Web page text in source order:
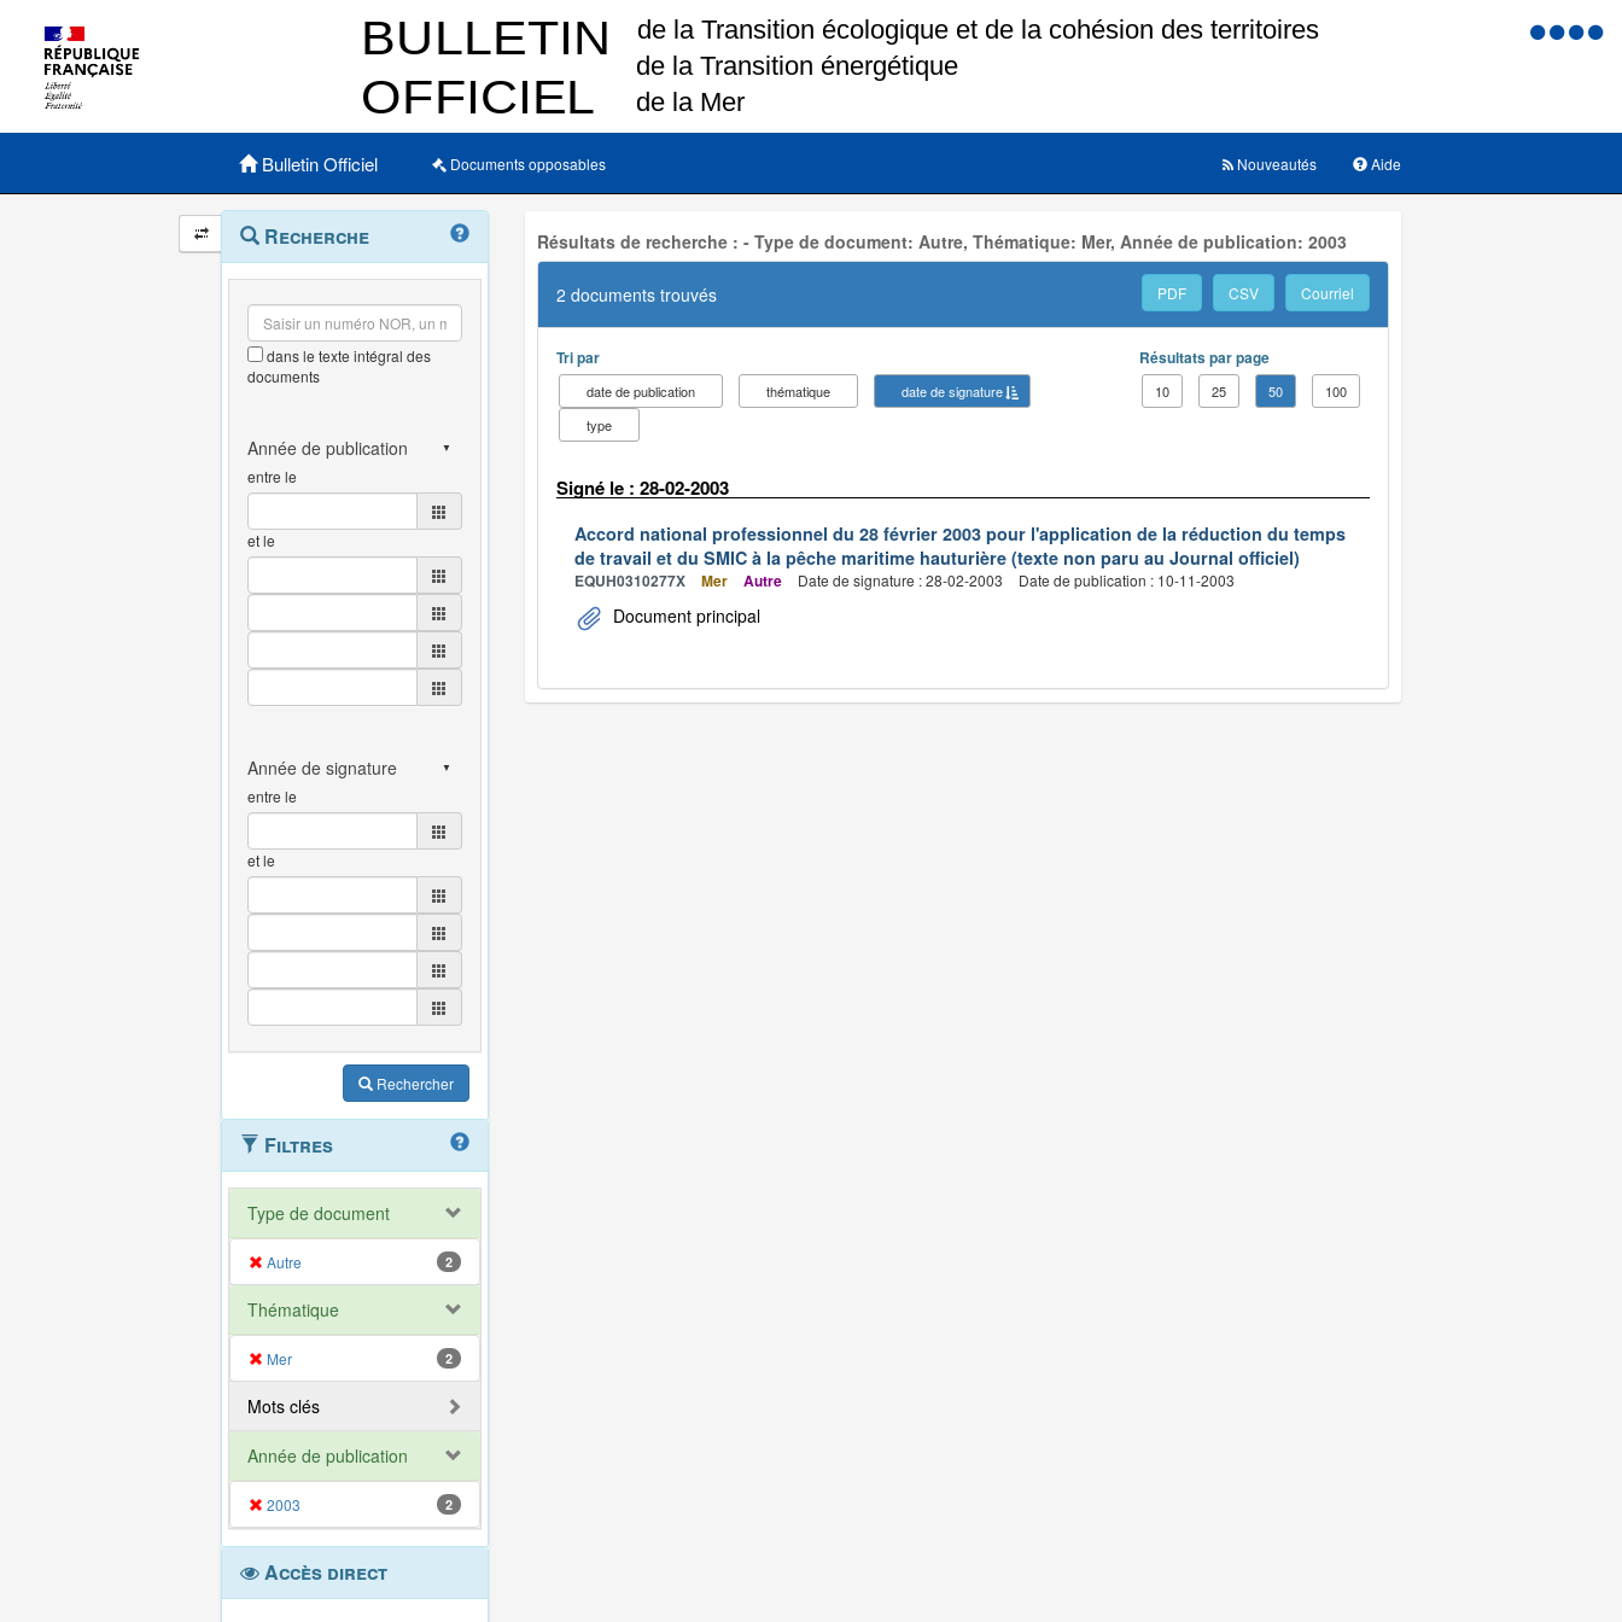
Menu
Menu principal
Bulletin Officiel Documents opposables Aide
Nouveautés
Navigation
et
outils
annexes
Menu
contextuel
Recherche
dans le texte intégral des
documents
entre le
et le
entre le
et le
Rechercher
Filtres
Type de document
Autre 2
Thématique
Mer 2
Mots clés
Année de publication
2003 2
Accès direct
Résultats de recherche : - Type de document: Autre, Thématique: Mer, Année de publication: 2003
2 documents trouvés PDF CSV Courriel
Tri par
date de publication thématique
date de signature
type
Résultats par page
10 25 50 100
Signé le : 28-02-2003
Accord national professionnel du 28 février 2003 pour l'application de la réduction du temps
de travail et du SMIC à la pêche maritime hauturière (texte non paru au Journal officiel)
EQUH0310277X Mer Autre Date de signature : 28-02-2003 Date de publication : 10-11-2003
Document principal